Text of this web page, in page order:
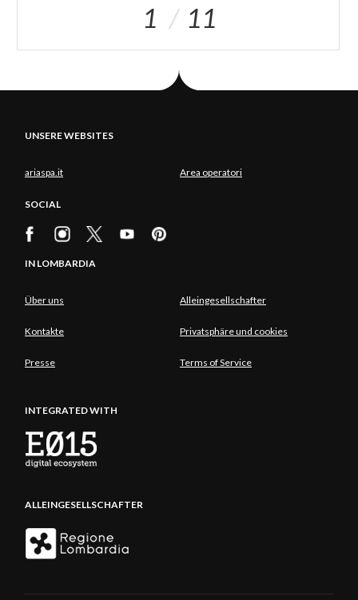
1 11
UNSERE WEBSITES
ariaspa.it Area operatori
SOCIAL
IN LOMBARDIA
Über uns Alleingesellschafter
Kontakte Privatsphäre und cookies
Presse Terms of Service
INTEGRATED WITH
ALLEINGESELLSCHAFTER